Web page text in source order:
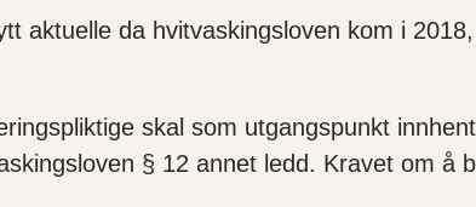
aktuelle da hvitvaskingsloven kom i
skal som utgangspunkt
§ 12 annet ledd. Kravet om å